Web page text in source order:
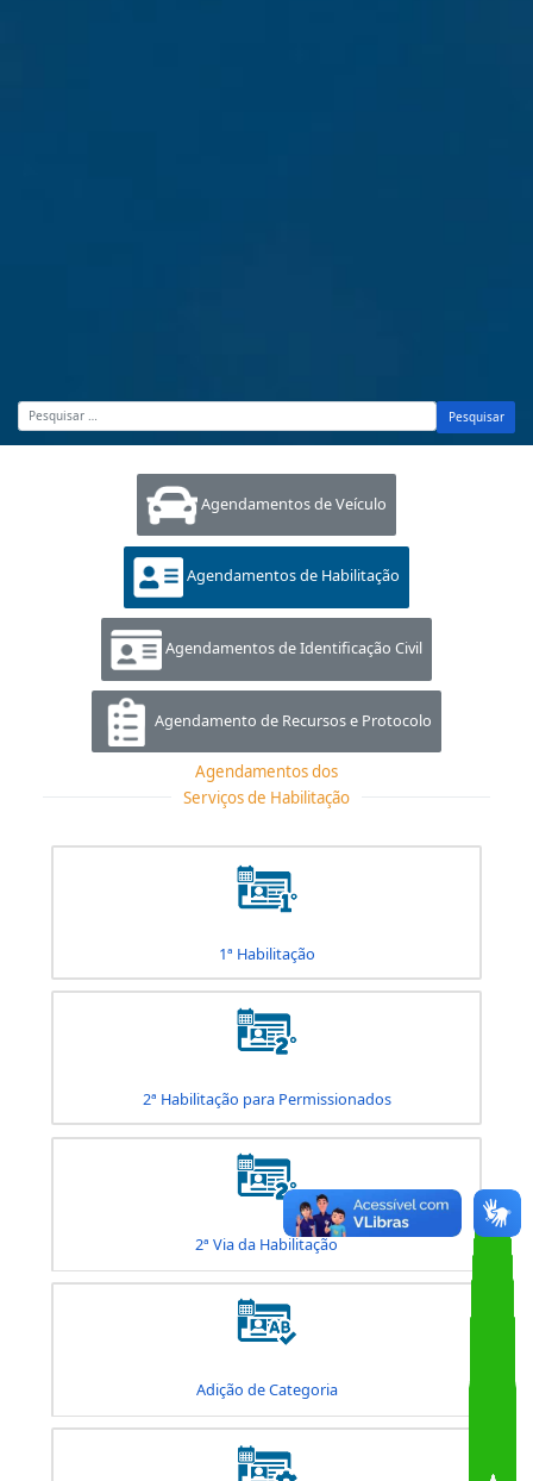
Pesquisar
Agendamentos de Veículo
Agendamentos de Habilitação
Agendamentos de Identificação Civil
Agendamentos dos
Serviços de Habilitação
1ª Habilitação
2ª Habilitação para Permissionados